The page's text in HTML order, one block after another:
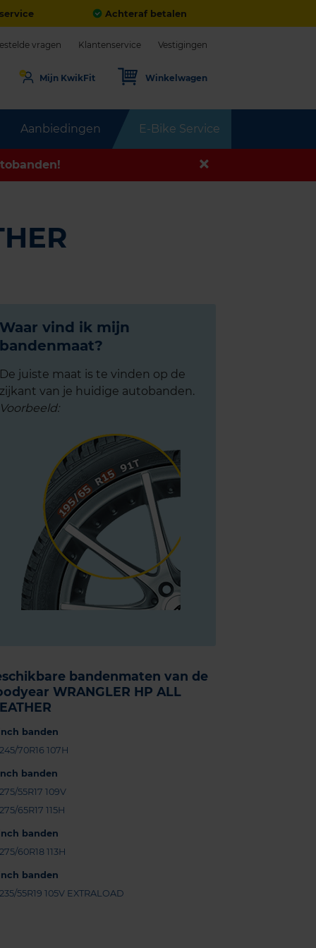
Achteraf betalen
Aanbiedingen E-Bike Service
vragen Klantenservice Vestigingen
Mijn KwikFit Winkelwagen
Waar vind ik mijn
bandenmaat?
De juiste maat is te vinden op de
zijkant van je huidige autobanden.
Voorbeeld:
bandenmaten van de
WRANGLER HP ALL
banden
70R16 107H
banden
55R17 109V
65R17 115H
banden
60R18 113H
banden
55R19 105V EXTRALOAD